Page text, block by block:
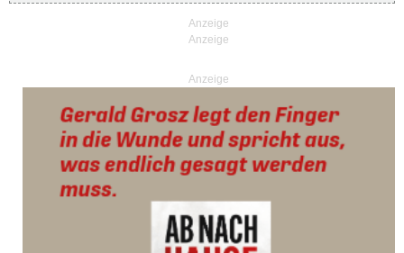
Anzeige